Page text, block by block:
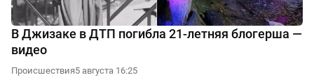
В Джизаке в ДТП погибла 21-летняя блогерша —
видео
Происшествия5 августа 16:25